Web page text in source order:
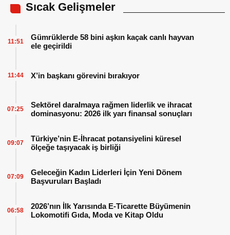
Sıcak Gelişmeler
Gümrüklerde 58 bini aşkın kaçak canlı hayvan
ele geçirildi
11:51
X’in başkanı görevini bırakıyor
11:44
Sektörel daralmaya rağmen liderlik ve ihracat
dominasyonu: 2026 ilk yarı finansal sonuçları
07:25
Türkiye’nin E-İhracat potansiyelini küresel
ölçeğe taşıyacak iş birliği
09:07
Geleceğin Kadın Liderleri İçin Yeni Dönem
Başvuruları Başladı
07:09
2026’nın İlk Yarısında E-Ticarette Büyümenin
Lokomotifi Gıda, Moda ve Kitap Oldu
06:58